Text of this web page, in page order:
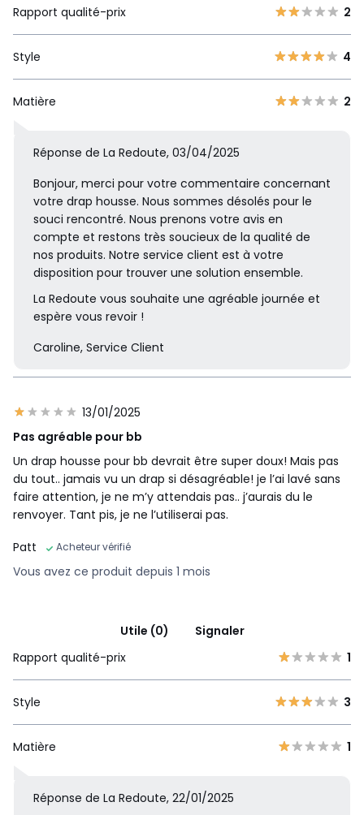
Rapport qualité-prix
2
Style 4
Matière 2
Réponse de La Redoute, 03/04/2025
Bonjour, merci pour votre commentaire concernant
votre drap housse. Nous sommes désolés pour le
souci rencontré. Nous prenons votre avis en
compte et restons très soucieux de la qualité de
nos produits. Notre service client est à votre
disposition pour trouver une solution ensemble.
La Redoute vous souhaite une agréable journée et
espère vous revoir !
Caroline, Service Client
13/01/2025
Pas agréable pour bb
Un drap housse pour bb devrait être super doux! Mais pas
du tout.. jamais vu un drap si désagréable! je l’ai lavé sans
faire attention, je ne m’y attendais pas.. j’aurais du le
renvoyer. Tant pis, je ne l’utiliserai pas.
Patt
Acheteur vérifié
Vous avez ce produit depuis 1 mois
Utile (0)
Signaler
Rapport qualité-prix
1
Style 3
Matière 1
Réponse de La Redoute, 22/01/2025